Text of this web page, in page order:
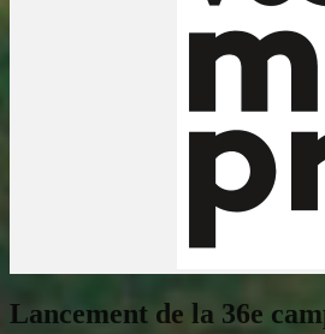
Lancement de la 36e